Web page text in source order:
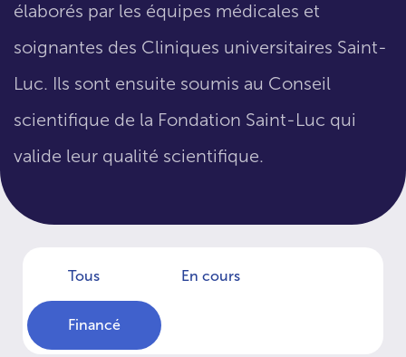
élaborés par les équipes médicales et
soignantes des Cliniques universitaires Saint-
Luc. Ils sont ensuite soumis au Conseil
scientifique de la Fondation Saint-Luc qui
valide leur qualité scientifique.
Tous En cours
Financé